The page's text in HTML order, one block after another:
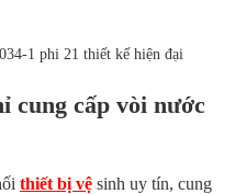
1 phi 21 thiết kế hiện đại
cung cấp vòi nước
thiết bị vệ sinh uy tín, cung